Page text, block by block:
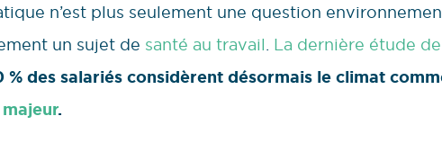
n’est plus seulement une question
un sujet de santé au travail. La dernière étude
% des salariés considèrent désormais le climat
.